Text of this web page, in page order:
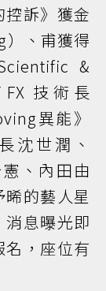
訴》獲金
）、甫獲得
&
技術長
異能》
沈世潤、
、內田由
的藝人星
息曝光即
，座位有